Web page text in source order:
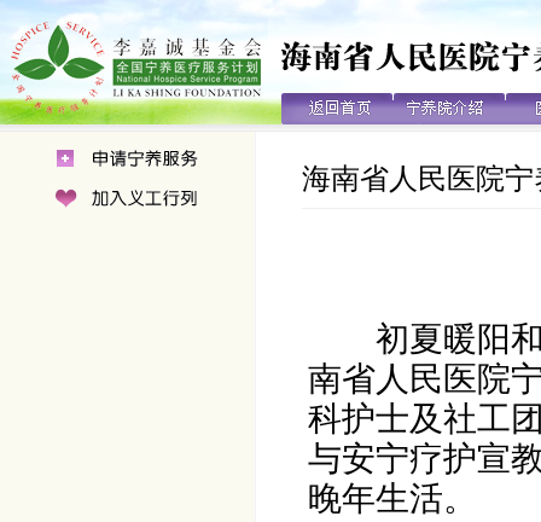
海南省人民医院宁
初夏暖阳
南省人民医院
科护士及社工
与安宁疗护宣
晚年生活。